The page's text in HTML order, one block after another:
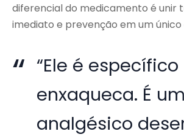
diferencial do medicamento é unir
imediato e prevenção em um
“Ele é
enxaqueca. É um
analgésico